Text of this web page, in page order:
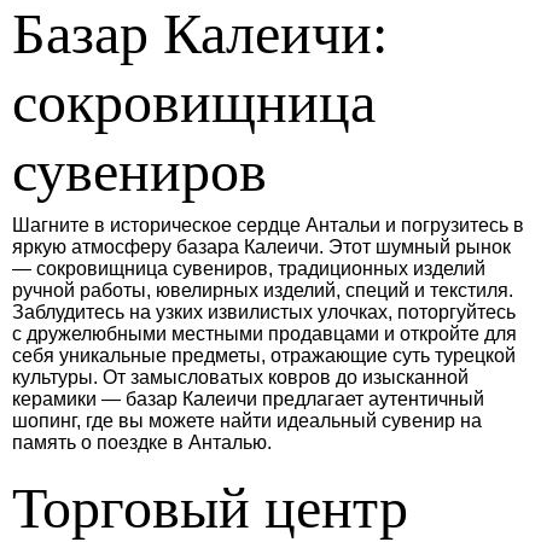
Базар Калеичи:
сокровищница
сувениров
Шагните в историческое сердце Антальи и погрузитесь в
яркую атмосферу базара Калеичи. Этот шумный рынок
— сокровищница сувениров, традиционных изделий
ручной работы, ювелирных изделий, специй и текстиля.
Заблудитесь на узких извилистых улочках, поторгуйтесь
с дружелюбными местными продавцами и откройте для
себя уникальные предметы, отражающие суть турецкой
культуры. От замысловатых ковров до изысканной
керамики — базар Калеичи предлагает аутентичный
шопинг, где вы можете найти идеальный сувенир на
память о поездке в Анталью.
Торговый центр